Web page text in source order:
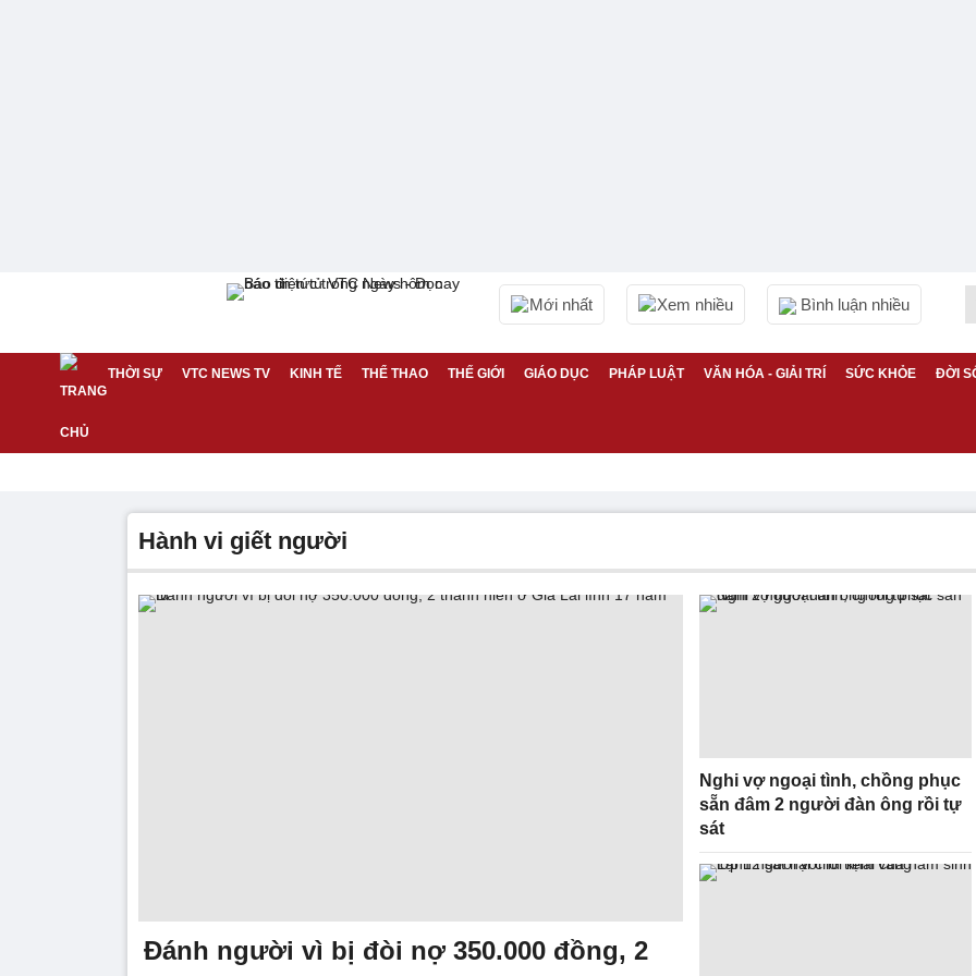
Mới nhất Xem nhiều Bình luận nhiều
THỜI SỰ VTC NEWS TV KINH TẾ THỂ THAO THẾ GIỚI GIÁO DỤC PHÁP LUẬT VĂN HÓA - GIẢI TRÍ SỨC KHỎE ĐỜI
hành vi giết người
Đánh người vì bị đòi nợ 350.000 đồng, 2
Nghi vợ ngoại tình, chồng phục
sẵn đâm 2 người đàn ông rồi tự
sát